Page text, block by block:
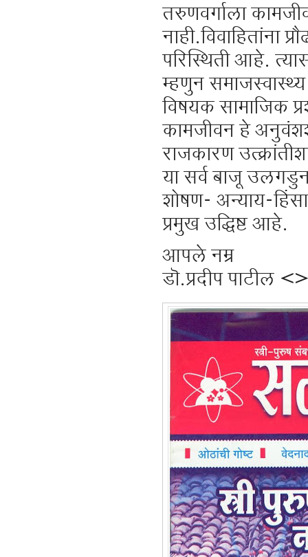
तरुणवर्गाला
नाही.विवाहितांना
परिस्थिती आहे.
म्हणुन
विषयक सामाजिक
कामजीवन हे
राजकारण
या सर्व बाजू
शोषण- अन्याय-
प्रमुख उद्धिष्ट आहे.
आपले नम्र
डॊ.प्रदीप पाटील